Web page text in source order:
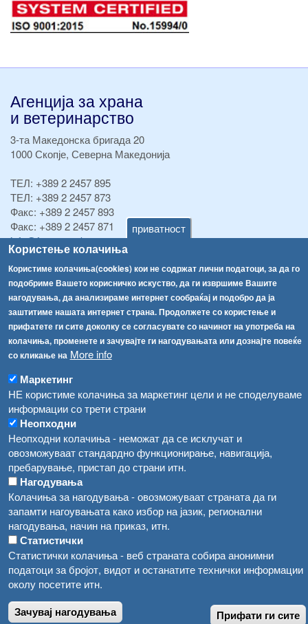
приватност
Користење колачиња
Користиме колачиња(cookies) кои не содржат лични податоци, за да го
подобриме Вашето корисничко искуство, да ги извршиме Вашите
нагодувања, да анализираме интернет сообраќај и подобро да ја
заштитиме нашата интернет страна. Продолжете со користење и
прифатете ги сите доколку се согласувате со начинот на употреба на
колачиња, променете и зачувајте ги нагодувањата или дознајте повеќе
со кликање на More info
Маркетинг
НЕ користиме колачиња за маркетинг цели и не споделуваме
информации со трети страни
Неопходни
Неопходни колачиња - неможат да се исклучат и
овозможуваат стандардно функционирање, навигација,
пребарување, пристап до страни итн.
Нагодувања
Колачиња за нагодувања - овозможуваат страната да ги
запамти нагоувањата како избор на јазик, регионални
нагодувања, начин на приказ, итн.
Статистички
Статистички колачиња - веб страната собира анонимни
податоци за бројот, видот и останатите технички информации
околу посетите итн.
Зачувај нагодувања Прифати ги сите
Агенција за храна
и ветеринарство
3-та Македонска бригада 20
1000 Скопје, Северна Македонија
ТЕЛ: +389 2 2457 895
ТЕЛ: +389 2 2457 873
Факс: +389 2 2457 893
Факс: +389 2 2457 871
info@fva.gov.mk
[АХВ-претходна страна]
Соопштенија
Република Бугарија ги засили официјалните контроли при увоз на свежо овошје и зеленчук
Високите температури ризик од труење со храна, опасни се и за животните
Водата во Гостивар може да се користи како техничка, продолжува испораката на флаширана вода
Во Гостивар спроведени 70 вонредни контроли
Забраната за водата во Гостивар останува на сила, операторите да користат само технички безбедна вода
Навигација
Архива
Регистри
Обрасци
Огласи